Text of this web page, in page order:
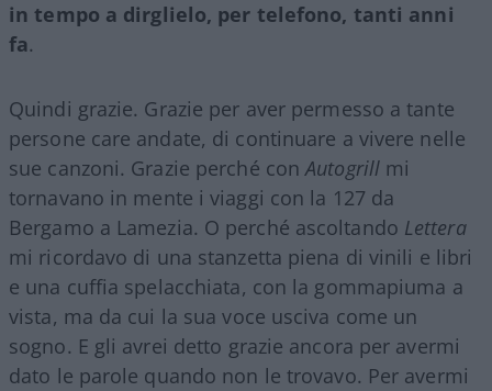
in tempo a dirglielo, per telefono, tanti anni
fa.
Quindi grazie. Grazie per aver permesso a tante
persone care andate, di continuare a vivere nelle
sue canzoni. Grazie perché conAutogrill mi
tornavano in mente i viaggi con la 127 da
Bergamo a Lamezia. O perché ascoltando Lettera
mi ricordavo di una stanzetta piena di vinili e libri
e una cuffia spelacchiata, con la gommapiuma a
vista, ma da cui la sua voce usciva come un
sogno. E gli avrei detto grazie ancora per avermi
dato le parole quando non le trovavo. Per avermi